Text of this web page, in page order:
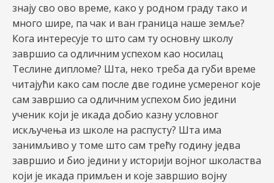
знају сво ово време, како у родном граду тако и
много шире, па чак и ван граница наше земље?
Кога интересује то што сам ту основну школу
завршио са одличним успехом као носилац
Теслине дипломе? Шта, неко треба да губи време
читајући како сам после две године усмереног које
сам завршио са одличним успехом био једини
ученик који је икада добио казну условног
искључења из школе на распусту? Шта има
занимљиво у томе што сам трећу годину једва
завршио и био једини у историји војног школаства
који је икада примљен и које завршио војну